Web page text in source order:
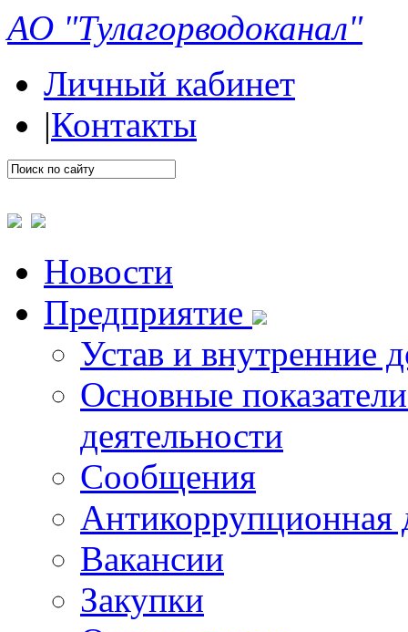
АО "Тулагорводоканал"
Личный кабинет
|Контакты
Новости
Предприятие
Устав и внутренние
Основные
деятельности
Сообщения
Антикоррупционная
Вакансии
Закупки